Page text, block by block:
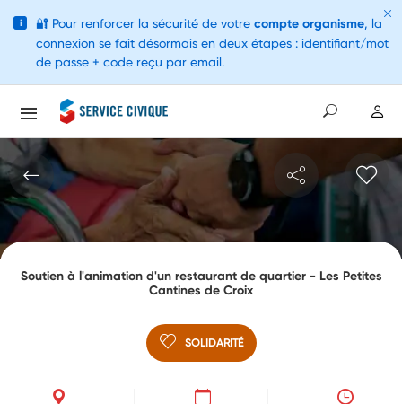
Soutien à l'animation d'un restaurant de quartier - Les Petites
Cantines de Croix
SOLIDARITÉ
i 🔐 Pour renforcer la sécurité de votre compte organisme, la
connexion se fait désormais en deux étapes : identifiant/mot
de passe + code reçu par email.